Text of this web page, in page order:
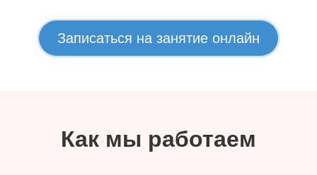
Записаться на занятие онлайн
Как мы работаем